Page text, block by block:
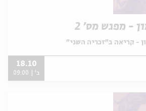
- מפגש מס' 2
- קריאה ב"זכריה השני"
18.10
ב' | 09:00